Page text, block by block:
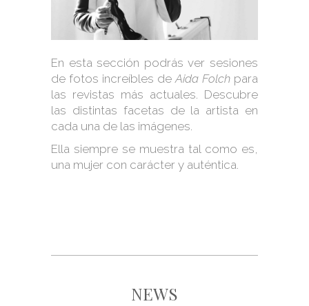
En esta sección podrás ver sesiones
de fotos increíbles deAida Folch para
las revistas más actuales. Descubre
las distintas facetas de la artista en
cada una de las imágenes.
Ella siempre se muestra tal como es,
una mujer con carácter y auténtica.
NEWS